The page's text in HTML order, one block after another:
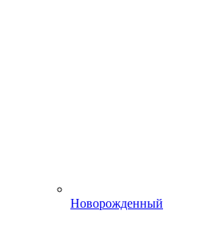
Новорожденный